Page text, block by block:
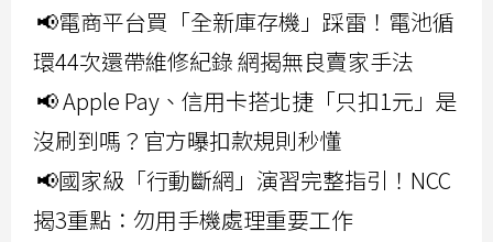
📢電商平台買「全新庫存機」踩雷！電池循
環44次還帶維修紀錄 網揭無良賣家手法
📢 Apple Pay、信用卡搭北捷「只扣1元」是
沒刷到嗎？官方曝扣款規則秒懂
📢國家級「行動斷網」演習完整指引！NCC
揭3重點：勿用手機處理重要工作